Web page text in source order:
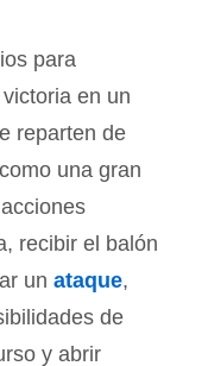
para
en un
reparten de
una gran
recibir el balón
un ataque,
de
y abrir